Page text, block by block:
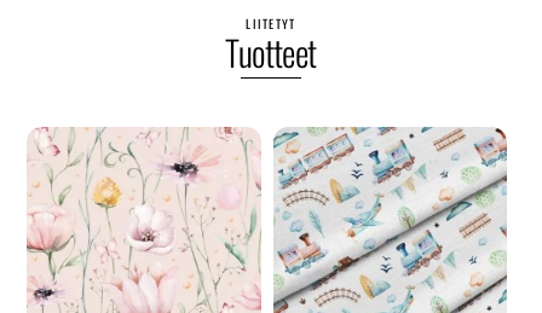
LIITETYT
Tuotteet